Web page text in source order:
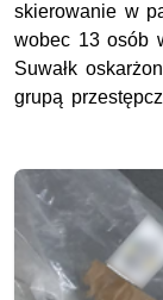
skierowanie w
wobec 13 osób
Suwałk
grupą